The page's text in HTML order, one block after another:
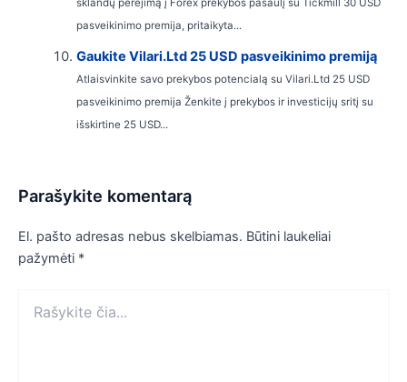
sklandų perėjimą į Forex prekybos pasaulį su Tickmill 30 USD
pasveikinimo premija, pritaikyta...
Gaukite Vilari.Ltd 25 USD pasveikinimo premiją
Atlaisvinkite savo prekybos potencialą su Vilari.Ltd 25 USD
pasveikinimo premija Ženkite į prekybos ir investicijų sritį su
išskirtine 25 USD...
Parašykite komentarą
El. pašto adresas nebus skelbiamas. Būtini laukeliai
pažymėti *
čia...